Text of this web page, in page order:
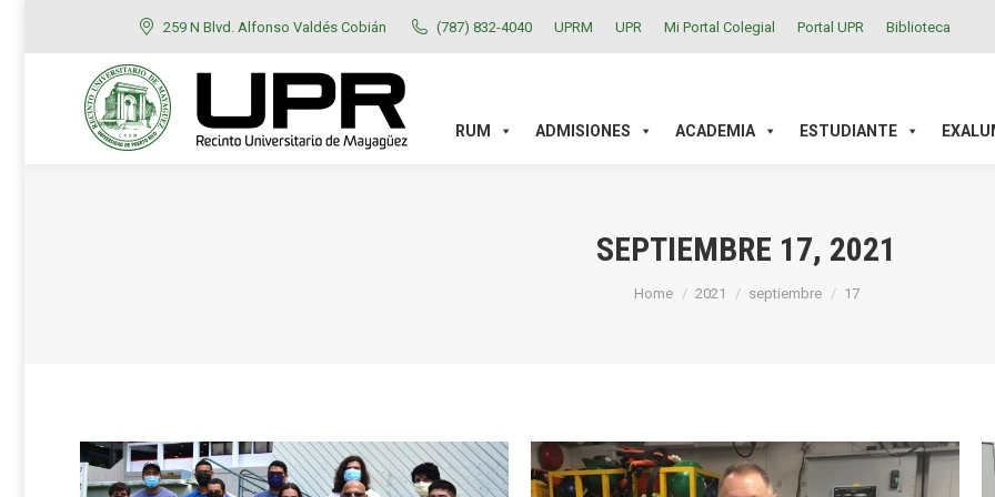
259 N Blvd. Alfonso Valdés Cobián (787) 832-4040 UPRM UPR Mi Portal Colegial Portal UPR Biblioteca
RUM ADMISIONES ACADEMIA ESTUDIANTE
SEPTIEMBRE 17, 2021
You are here:
Home 2021 septiembre 17
RUM ADMISIONES